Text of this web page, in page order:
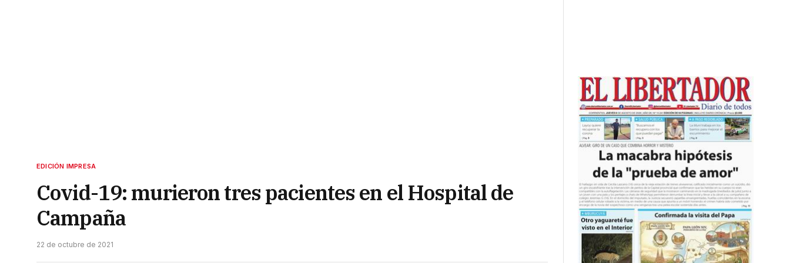
EDICIÓN IMPRESA
Covid-19: murieron tres pacientes en el Hospital de
Campaña
22 de octubre de 2021